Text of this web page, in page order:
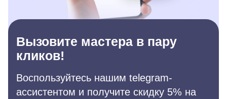
Вызовите мастера в пару
кликов!
Воспользуйтесь нашим telegram-
ассистентом и получите скидку 5% на